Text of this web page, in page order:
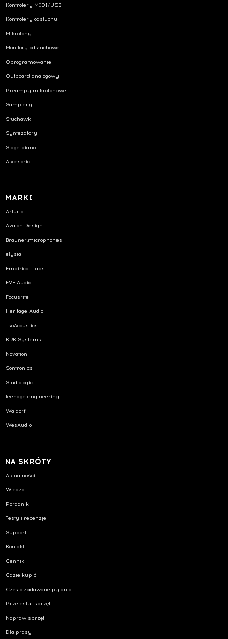
Kontrolery MIDI/USB
Kontrolery odsłuchu
Mikrofony
Monitory odsłuchowe
Oprogramowanie
Outboard analogowy
Preampy mikrofonowe
Samplery
Słuchawki
Syntezatory
Stage piano
Akcesoria
MARKI
Arturia
Avalon Design
Brauner.microphones
elysia
Empirical Labs
EVE Audio
Focusrite
Heritage Audio
IsoAcoustics
KRK Systems
Novation
Sontronics
Studiologic
teenage engineering
Waldorf
WesAudio
NA SKRÓTY
Aktualności
Wiedza
Poradniki
Testy i recenzje
Support
Kontakt
Cenniki
Gdzie kupić
Często zadawane pytania
Przetestuj sprzęt
Napraw sprzęt
Dla prasy